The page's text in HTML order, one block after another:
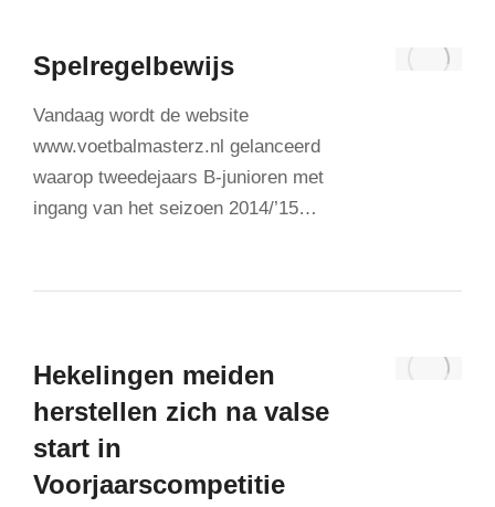
Spelregelbewijs
Vandaag wordt de website
www.voetbalmasterz.nl gelanceerd
waarop tweedejaars B-junioren met
ingang van het seizoen 2014/’15…
Hekelingen meiden
herstellen zich na valse
start in
Voorjaarscompetitie